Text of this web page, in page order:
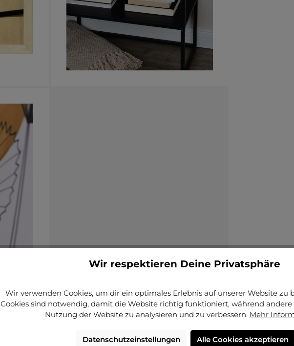
Wir respektieren Deine Privatsphäre
Wir verwenden Cookies, um dir ein optimales Erlebnis auf unserer Website zu
Cookies sind notwendig, damit die Website richtig funktioniert, während andere
Nutzung der Website zu analysieren und zu verbessern. Mehr
Datenschutzeinstellungen Alle Cookies akzeptieren